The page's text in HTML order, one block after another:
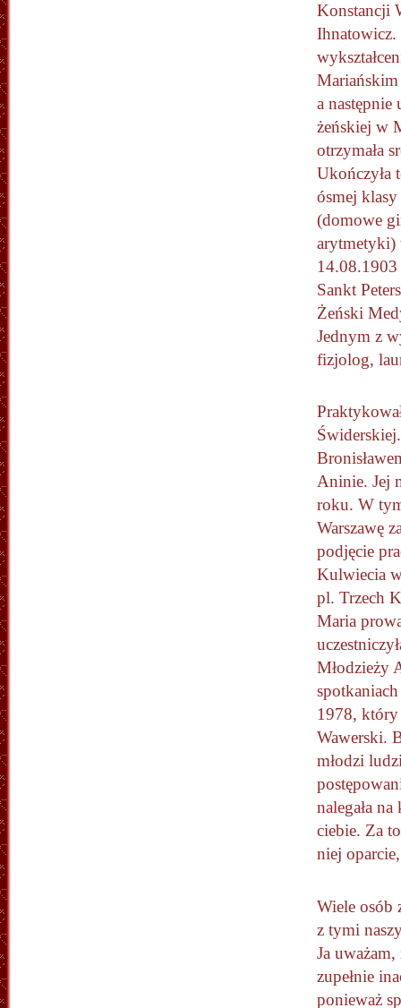
Konstancji
Ihnatowicz.
a następnie
żeńskiej w
otrzymała
Ukończyła
ósmej klasy
(domowe
arytmetyki)
14.08.1903
Sankt
Żeński
Jednym z
fizjolog,
Aninie. Jej
roku. W
Warszawę
podjęcie
Kulwiecia
pl. Trzech
Maria
Młodzieży
1978, który
Wawerski.
młodzi
nalegała
ciebie. Za
niej
Wiele osób
z tymi
Ja
zupełnie
ponieważ